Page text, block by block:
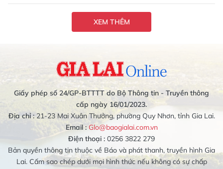
XEM THÊM
Giấy phép số 24/GP-BTTTT do Bộ Thông tin - Truyền thông
cấp ngày 16/01/2023.
Địa chỉ :21-23 Mai Xuân Thưởng, phường Quy Nhơn, tỉnh Gia Lai.
Email : Glo@baogialai.com.vn
Điện thoại : 0256 3822 279
Bản quyền thông tin thuộc về Báo và phát thanh, truyền hình Gia
Lai. Cấm sao chép dưới mọi hình thức nếu không có sự chấp